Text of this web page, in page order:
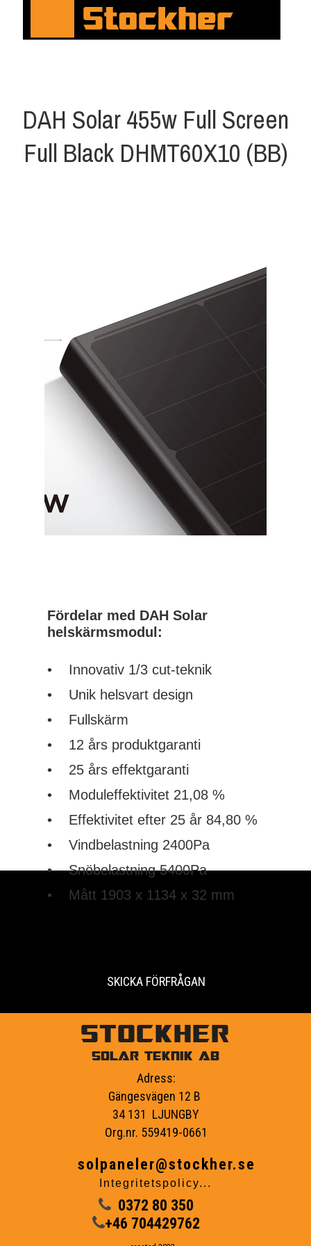
SKICKA FÖRFRÅGAN
DAH Solar 455w Full Screen
Full Black DHMT60X10 (BB)
Fördelar med DAH Solar
helskärmsmodul:
• Innovativ 1/3 cut-teknik
• Unik helsvart design
• Fullskärm
• 12 års produktgaranti
• 25 års effektgaranti
• Moduleffektivitet 21,08 %
• Effektivitet efter 25 år 84,80 %
• Vindbelastning 2400Pa
• Snöbelastning 5400Pa
• Mått 1903 x 1134 x 32 mm
STOCKHER
Adress:
Gängesvägen 12 B
34 131 LJUNGBY
Org.nr. 559419-0661
Integritetspolicy...
solpaneler@stockher.se
0372 80 350
+46 704429762
SOLAR TEKNIK AB